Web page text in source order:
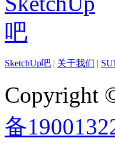
SketchUp吧 | 关于我们 |
Copyright
备